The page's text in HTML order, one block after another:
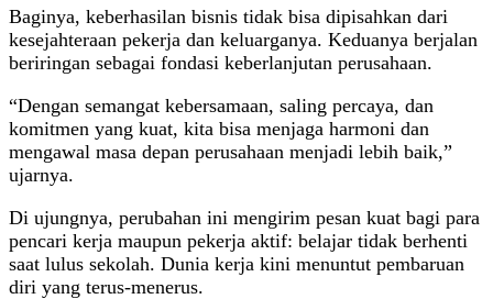
Baginya, keberhasilan bisnis tidak bisa dipisahkan dari
kesejahteraan pekerja dan keluarganya. Keduanya berjalan
beriringan sebagai fondasi keberlanjutan perusahaan.
“Dengan semangat kebersamaan, saling percaya, dan
komitmen yang kuat, kita bisa menjaga harmoni dan
mengawal masa depan perusahaan menjadi lebih baik,”
ujarnya.
Di ujungnya, perubahan ini mengirim pesan kuat bagi para
pencari kerja maupun pekerja aktif: belajar tidak berhenti
saat lulus sekolah. Dunia kerja kini menuntut pembaruan
diri yang terus-menerus.